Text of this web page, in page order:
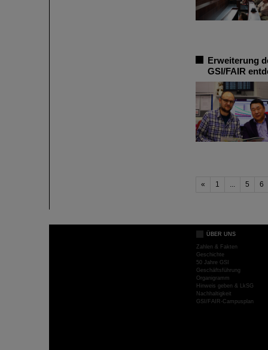
Erweiterung
GSI/FAIR
« 1 ... 5 6
ÜBER UNS
Zahlen & Fakten
Geschichte
50 Jahre GSI
Geschäftsführung
Organigramm
Hinweis geben & LkSG
Nachhaltigkeit
GSI/FAIR-Campusplan